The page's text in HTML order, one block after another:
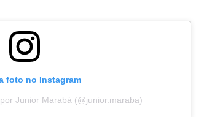
foto no Instagram
Junior Marabá (@junior.maraba)